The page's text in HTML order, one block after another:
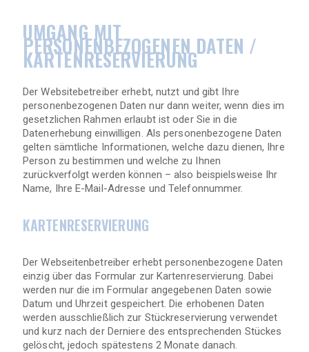
UMGANG MIT
PERSONENBEZOGENEN DATEN /
KARTENRESERVIERUNG
Der Websitebetreiber erhebt, nutzt und gibt Ihre
personenbezogenen Daten nur dann weiter, wenn dies im
gesetzlichen Rahmen erlaubt ist oder Sie in die
Datenerhebung einwilligen. Als personenbezogene Daten
gelten sämtliche Informationen, welche dazu dienen, Ihre
Person zu bestimmen und welche zu Ihnen
zurückverfolgt werden können – also beispielsweise Ihr
Name, Ihre E-Mail-Adresse und Telefonnummer.
KARTENRESERVIERUNG
Der Webseitenbetreiber erhebt personenbezogene Daten
einzig über das Formular zur Kartenreservierung. Dabei
werden nur die im Formular angegebenen Daten sowie
Datum und Uhrzeit gespeichert. Die erhobenen Daten
werden ausschließlich zur Stückreservierung verwendet
und kurz nach der Derniere des entsprechenden Stückes
gelöscht, jedoch spätestens 2 Monate danach.